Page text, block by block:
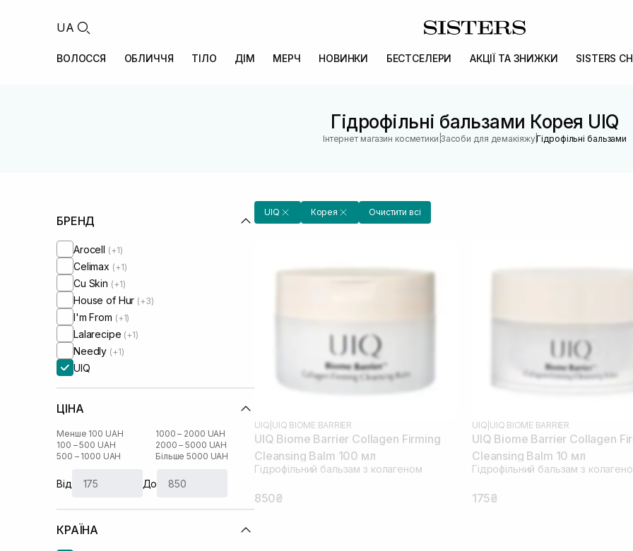
UA
ВОЛОССЯ ОБЛИЧЧЯ ТІЛО ДІМ МЕРЧ НОВИНКИ БЕСТСЕЛЕРИ АКЦІЇ ТА ЗНИЖКИ SISTERS
Гідрофільні бальзами Корея UIQ
Інтернет магазин косметики |Засоби для демакіяжу|Гідрофільні бальзами
БРЕНД
Arocell (+1)
Celimax (+1)
Cu Skin (+1)
House of Hur (+3)
I'm From (+1)
Lalarecipe (+1)
Needly (+1)
UIQ
ЦІНА
Менше 100 UAH
100 – 500 UAH
500 – 1000 UAH
1000 – 2000 UAH
2000 – 5000 UAH
Більше 5000 UAH
Від До
КРАЇНА
UIQ Корея Очистити всі
UIQ UIQ BIOME BARRIER
UIQ Biome Barrier Collagen Firming
Cleansing Balm 100 мл
Гідрофільний бальзам з колагеном
850₴
UIQ UIQ BIOME BARRIER
UIQ Biome Barrier Collagen
Cleansing Balm 10 мл
Гідрофільний бальзам з
175₴